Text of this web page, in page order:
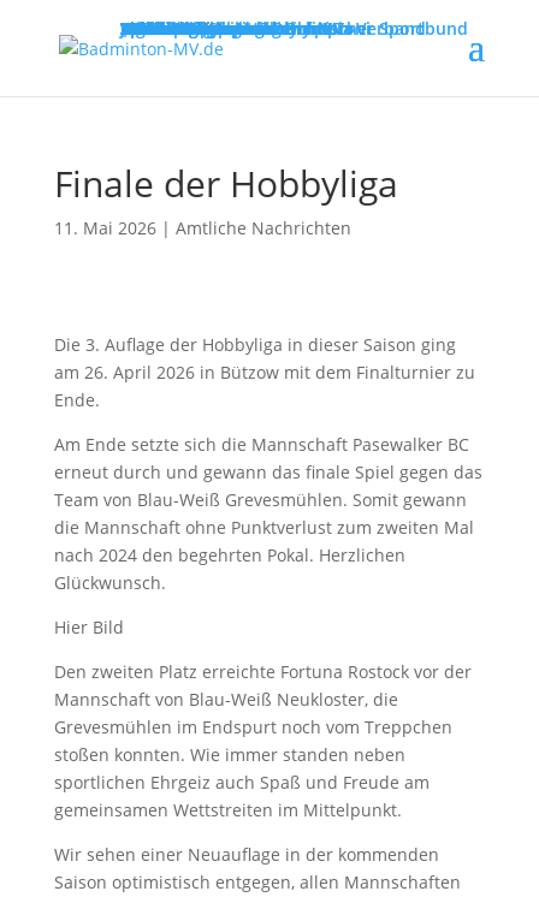
MENUMENU
Willkommen
Verband
Verbandsführung
Ausschreibungen
Vereine
Vereinsservice
Spielbetrieb
Turniere
Landesliga
Landesklasse
Bezirksliga
Lehre & Ausbildung
Ausbildungen
Fortbildungen
Trainerinfos
Schulsport
Shuttle Time
„Mach mit – spiel dich fit!“
Jugend trainiert für Olympia
Spiel- und Sportabzeichen
Badmintonabenteuer mit Toni
Links
DBV - Deutscher Badminton-Verband
DBV - Gruppe Nord
DOSB - Deutscher Olympischer Sportbund
LSB - Landessportbund MV
Finale der Hobbyliga
11. Mai 2026| Amtliche Nachrichten
Die 3. Auflage der Hobbyliga in dieser Saison ging
am 26. April 2026 in Bützow mit dem Finalturnier zu
Ende.
Am Ende setzte sich die Mannschaft Pasewalker BC
erneut durch und gewann das finale Spiel gegen das
Team von Blau-Weiß Grevesmühlen. Somit gewann
die Mannschaft ohne Punktverlust zum zweiten Mal
nach 2024 den begehrten Pokal. Herzlichen
Glückwunsch.
Hier Bild
Den zweiten Platz erreichte Fortuna Rostock vor der
Mannschaft von Blau-Weiß Neukloster, die
Grevesmühlen im Endspurt noch vom Treppchen
stoßen konnten. Wie immer standen neben
sportlichen Ehrgeiz auch Spaß und Freude am
gemeinsamen Wettstreiten im Mittelpunkt.
Wir sehen einer Neuauflage in der kommenden
Saison optimistisch entgegen, allen Mannschaften